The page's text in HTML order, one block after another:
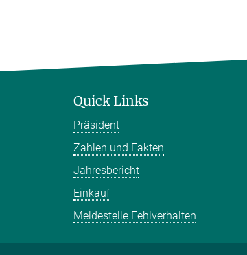
Quick Links
Präsident
Zahlen und Fakten
Jahresbericht
Einkauf
Meldestelle Fehlverhalten